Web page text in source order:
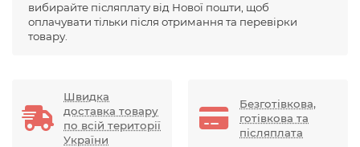
вибирайте післяплату від Нової пошти, щоб
оплачувати тільки після отримання та перевірки
товару.
Швидка
доставка товару
по всій території
України
Безготівкова,
готівкова та
післяплата